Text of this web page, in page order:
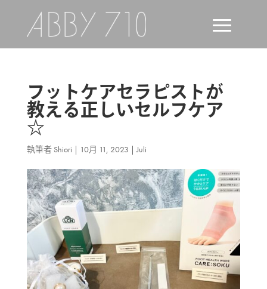
フットケアセラピストが
教える正しいセルフケア
☆
執筆者 Shiori | 10月 11, 2023 |Juli